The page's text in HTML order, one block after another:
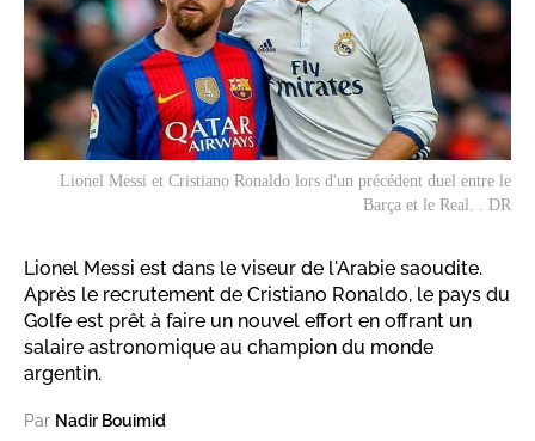
Lionel Messi et Cristiano Ronaldo lors d'un précédent duel entre le
Barça et le Real. . DR
Lionel Messi est dans le viseur de l'Arabie saoudite.
Après le recrutement de Cristiano Ronaldo, le pays du
Golfe est prêt à faire un nouvel effort en offrant un
salaire astronomique au champion du monde
argentin.
Par Nadir Bouimid